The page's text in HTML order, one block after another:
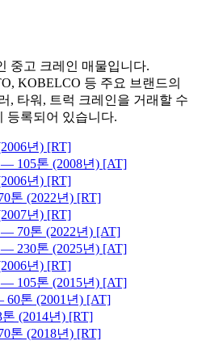
중고 크레인 매물입니다.
KOBELCO 등 주요 브랜드의
, 타워, 트럭 크레인을 거래할 수
등록되어 있습니다.
년) [RT]
— 105톤 (2008년) [AT]
년) [RT]
톤 (2022년) [RT]
년) [RT]
— 70톤 (2022년) [AT]
— 230톤 (2025년) [AT]
년) [RT]
— 105톤 (2015년) [AT]
60톤 (2001년) [AT]
(2014년) [RT]
톤 (2018년) [RT]